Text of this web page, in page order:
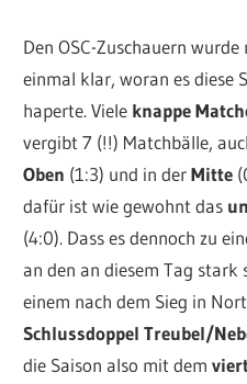
Den OSC-Zuschauern
einmal klar, woran es diese
haperte. Viele knappe
vergibt 7 (!!) Matchbälle,
Oben (1:3) und in derMitte
dafür ist wie gewohnt das
(4:0). Dass es dennoch zu
an den an diesem Tag stark
einem nach dem Sieg in
Schlussdoppel Treubel/
die Saison also mit dem